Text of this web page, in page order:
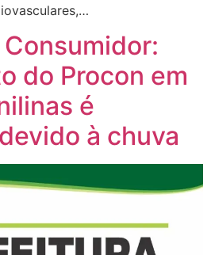
do Procon em
é
à chuva